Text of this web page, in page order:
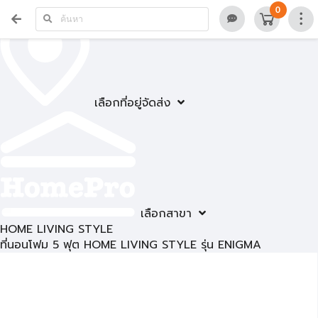
เลือกที่อยู่จัดส่ง
เลือกสาขา
0
HOME LIVING STYLE
ที่นอนโฟม 5 ฟุต HOME LIVING STYLE รุ่น ENIGMA